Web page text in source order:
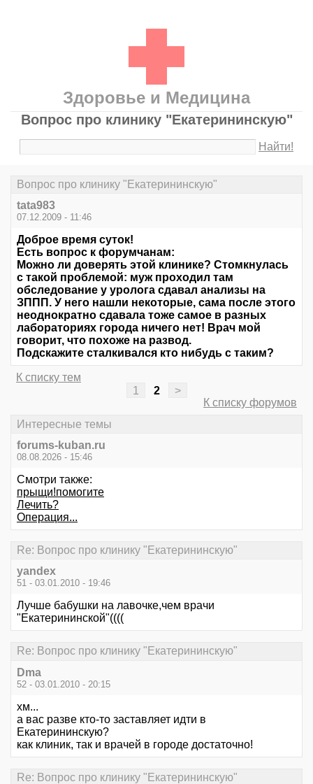
Здоровье и Медицина
Вопрос про клинику "Екатерининскую"
Найти!
Вопрос про клинику "Екатерининскую"
tata983
07.12.2009 - 11:46
Доброе время суток!
Есть вопрос к форумчанам:
Можно ли доверять этой клинике? Стомкнулась
с такой проблемой: муж проходил там
обследование у уролога сдавал анализы на
ЗППП. У него нашли некоторые, сама после этого
неоднократно сдавала тоже самое в разных
лабораториях города ничего нет! Врач мой
говорит, что похоже на развод.
Подскажите сталкивался кто нибудь с таким?
К списку тем
1
2
>
К списку форумов
Интересные темы
forums-kuban.ru
08.08.2026 - 15:46
Смотри также:
прыщи!помогите
Лечить?
Операция...
Re: Вопрос про клинику "Екатерининскую"
yandex
51 - 03.01.2010 - 19:46
Лучше бабушки на лавочке,чем врачи
"Екатерининской"((((
Re: Вопрос про клинику "Екатерининскую"
Dma
52 - 03.01.2010 - 20:15
хм...
а вас разве кто-то заставляет идти в
Екатерининскую?
как клиник, так и врачей в городе достаточно!
Re: Вопрос про клинику "Екатерининскую"